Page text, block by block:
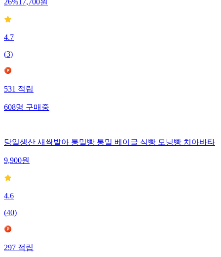
26%17,700원
4.7
(3)
531적립
608명구매중
당일생산 새싹발아 통밀빵 통밀 베이글 식빵 모닝빵 치아바타
9,900원
4.6
(40)
297적립